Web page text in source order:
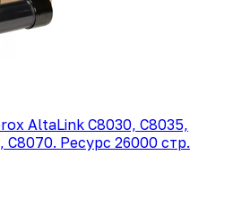
AltaLink C8030, C8035,
Ресурс 26000 стр.